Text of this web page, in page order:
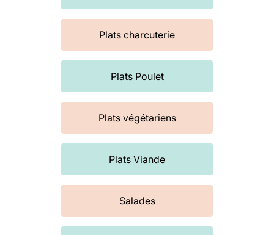
Plats charcuterie
Plats Poulet
Plats végétariens
Plats Viande
Salades